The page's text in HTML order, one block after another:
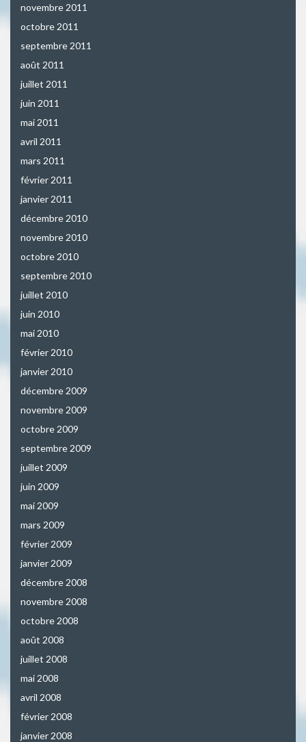
novembre 2011
octobre 2011
septembre 2011
août 2011
juillet 2011
juin 2011
mai 2011
avril 2011
mars 2011
février 2011
janvier 2011
décembre 2010
novembre 2010
octobre 2010
septembre 2010
juillet 2010
juin 2010
mai 2010
février 2010
janvier 2010
décembre 2009
novembre 2009
octobre 2009
septembre 2009
juillet 2009
juin 2009
mai 2009
mars 2009
février 2009
janvier 2009
décembre 2008
novembre 2008
octobre 2008
août 2008
juillet 2008
mai 2008
avril 2008
février 2008
janvier 2008